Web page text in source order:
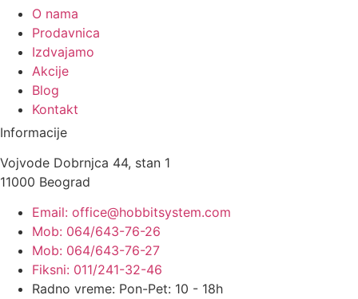
O nama
Prodavnica
Izdvajamo
Akcije
Blog
Kontakt
Informacije
Vojvode Dobrnjca 44, stan 1
11000 Beograd
Email: office@hobbitsystem.com
Mob: 064/643-76-26
Mob: 064/643-76-27
Fiksni: 011/241-32-46
Radno vreme: Pon-Pet: 10 - 18h